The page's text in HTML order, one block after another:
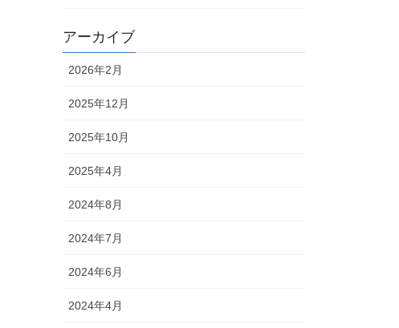
アーカイブ
2026年2月
2025年12月
2025年10月
2025年4月
2024年8月
2024年7月
2024年6月
2024年4月